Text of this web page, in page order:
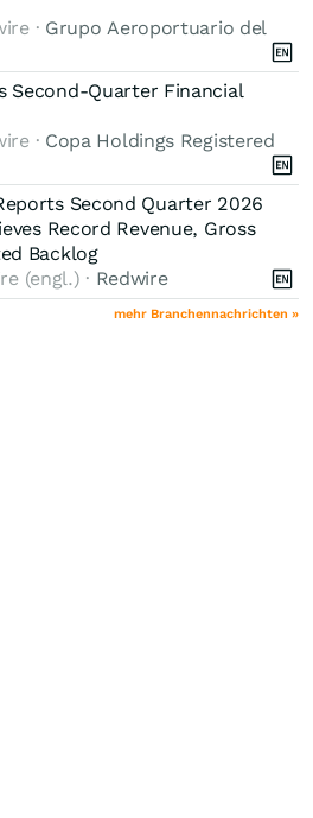
· Grupo Aeroportuario del
Second-Quarter Financial
· Copa Holdings Registered
Second Quarter 2026
Record Revenue, Gross
Backlog
(engl.) · Redwire
mehr Branchennachrichten »